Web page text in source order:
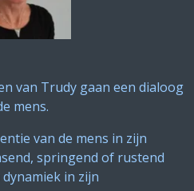
van Trudy gaan een dialoog
mens.
van de mens in zijn
springend of rustend
in zijn